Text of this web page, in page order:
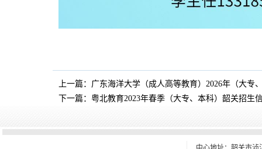
上一篇： 广东海洋大学（成人高等教育）2026年（大专
下一篇： 粤北教育2023年春季（大专、本科）韶关招生